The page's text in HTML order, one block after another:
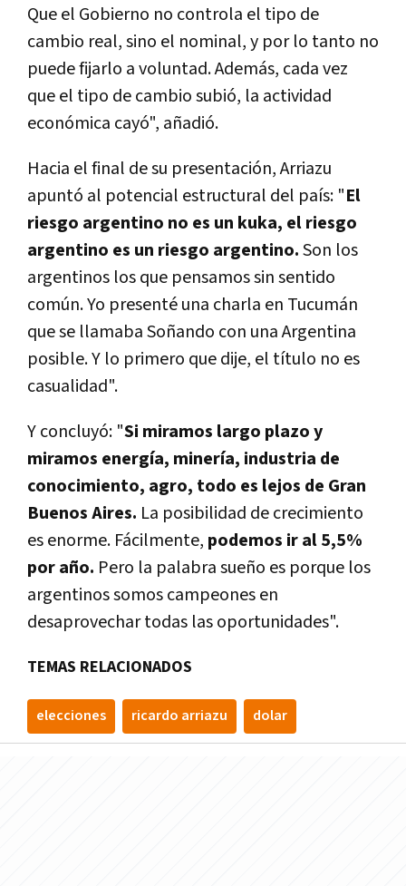
Que el Gobierno no controla el tipo de
cambio real, sino el nominal, y por lo tanto no
puede fijarlo a voluntad. Además, cada vez
que el tipo de cambio subió, la actividad
económica cayó", añadió.
Hacia el final de su presentación, Arriazu
apuntó al potencial estructural del país: "El
riesgo argentino no es un kuka, el riesgo
argentino es un riesgo argentino.Son los
argentinos los que pensamos sin sentido
común. Yo presenté una charla en Tucumán
que se llamaba Soñando con una Argentina
posible. Y lo primero que dije, el título no es
casualidad".
Y concluyó: "Si miramos largo plazo y
miramos energía, minería, industria de
conocimiento, agro, todo es lejos de Gran
Buenos Aires. La posibilidad de crecimiento
es enorme. Fácilmente, podemos ir al 5,5%
por año. Pero la palabra sueño es porque los
argentinos somos campeones en
desaprovechar todas las oportunidades".
TEMAS RELACIONADOS
elecciones ricardo arriazu dolar